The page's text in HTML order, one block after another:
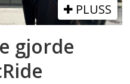
PLUSS
gjorde